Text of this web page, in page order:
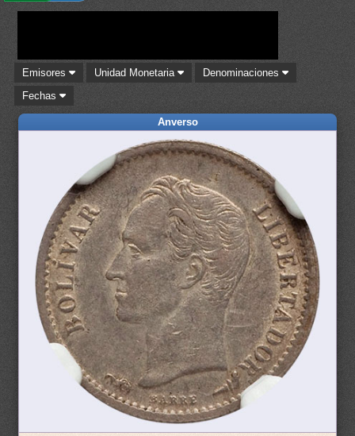
Emisores Unidad Monetaria
Denominaciones
Fechas
Anverso